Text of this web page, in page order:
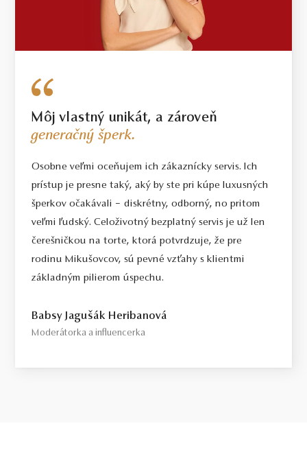
Môj vlastný unikát, a zároveň
generačný šperk.
Osobne veľmi oceňujem ich zákaznícky servis. Ich
prístup je presne taký, aký by ste pri kúpe luxusných
šperkov očakávali – diskrétny, odborný, no pritom
veľmi ľudský. Celoživotný bezplatný servis je už len
čerešničkou na torte, ktorá potvrdzuje, že pre
rodinu Mikušovcov, sú pevné vzťahy s klientmi
základným pilierom úspechu.
Babsy Jagušák Heribanová
Moderátorka a influencerka